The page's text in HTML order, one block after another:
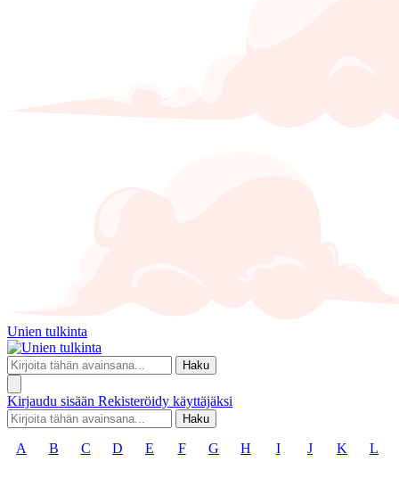
Unien tulkinta
Haku
Kirjaudu sisään Rekisteröidy käyttäjäksi
Haku
A B C D E F G H I J K L